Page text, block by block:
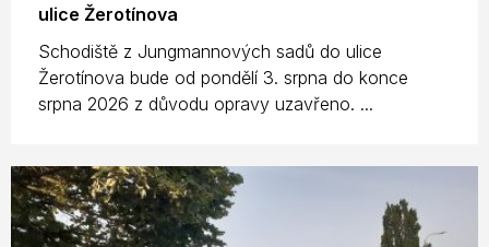
ulice Žerotínova
Schodiště z Jungmannových sadů do ulice
Žerotínova bude od pondělí 3. srpna do konce
srpna 2026 z důvodu opravy uzavřeno. ...